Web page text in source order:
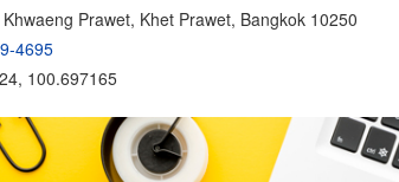
Prawet, Khet Prawet, Bangkok 10250
4695
100.697165